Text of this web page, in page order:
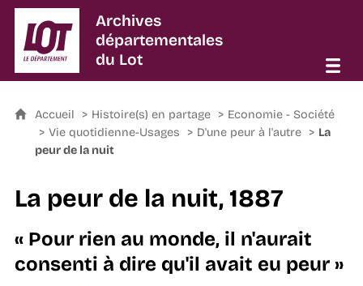
Archives
départementales
du Lot
Accueil Histoire(s) en partage
Economie - Société
Vie quotidienne-Usages
D'une peur à l'autre
La
peur de la nuit
La peur de la nuit, 1887
« Pour rien au monde, il n'aurait
consenti à dire qu'il avait eu peur »